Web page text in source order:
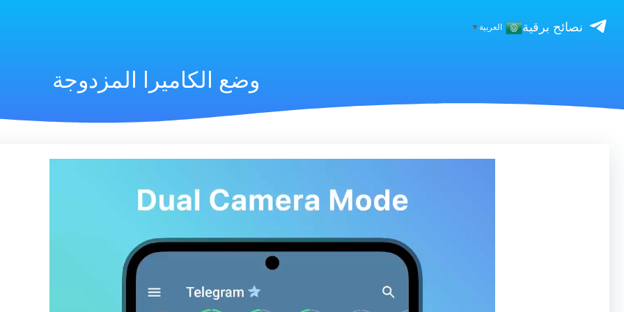
نصائح برقية العربية▼
وضع الكاميرا المزدوجة